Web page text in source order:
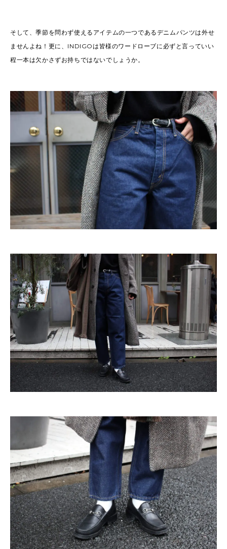
そして、季節を問わず使えるアイテムの一つであるデニムパンツは外せ
ませんよね！更に、INDIGOは皆様のワードローブに必ずと言っていい
程一本は欠かさずお持ちではないでしょうか。